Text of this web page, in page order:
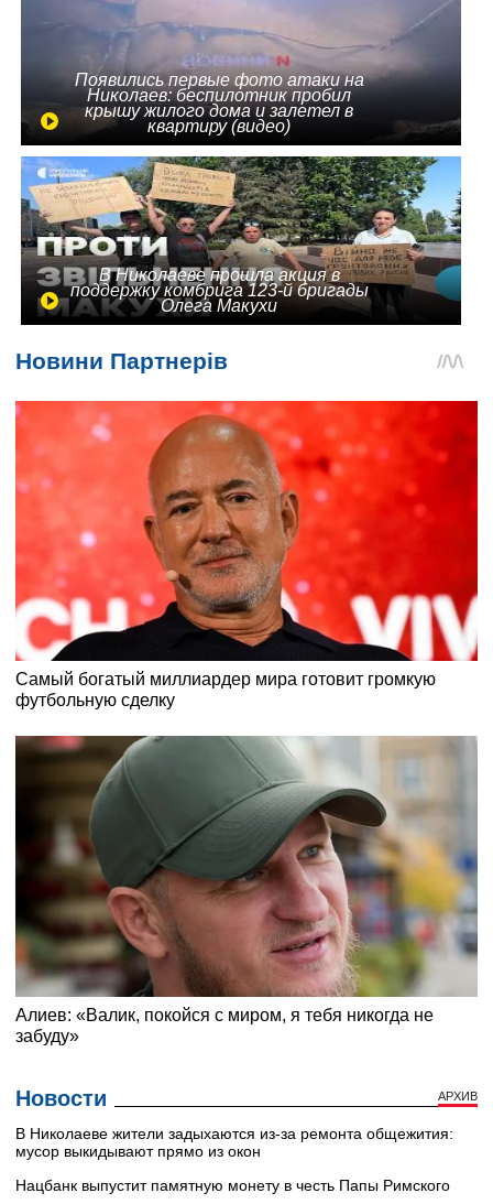
Появились первые фото атаки на
Николаев: беспилотник пробил
крышу жилого дома и залетел в
квартиру (видео)
В Николаеве прошла акция в
поддержку комбрига 123-й бригады
Олега Макухи
Новости АРХИВ
В Николаеве жители задыхаются из-за ремонта общежития:
мусор выкидывают прямо из окон
Нацбанк выпустит памятную монету в честь Папы Римского